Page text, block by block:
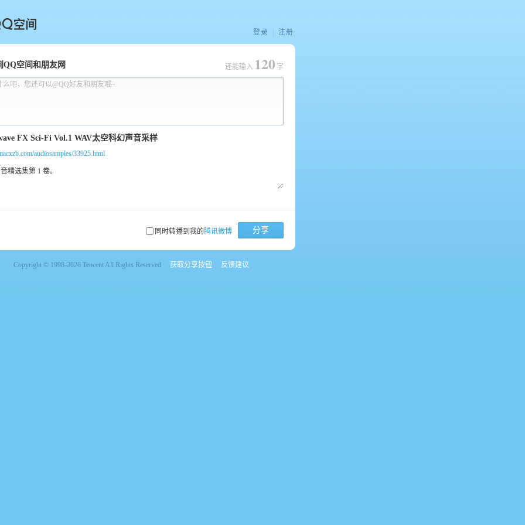
间
登录 注册
QQ空间和朋友网
么吧，您还可以@QQ好友和朋友哦~
还能输入 120 字
audiosamples/33925.html
同时转播到我的腾讯微博 分享
Copyright © 1998-2026 Tencent All Rights Reserved 获取分享按钮 反馈建议